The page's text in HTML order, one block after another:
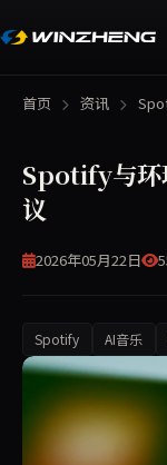
首页 资讯
Spotify与环
议
2026年05月22日
Spotify AI音乐